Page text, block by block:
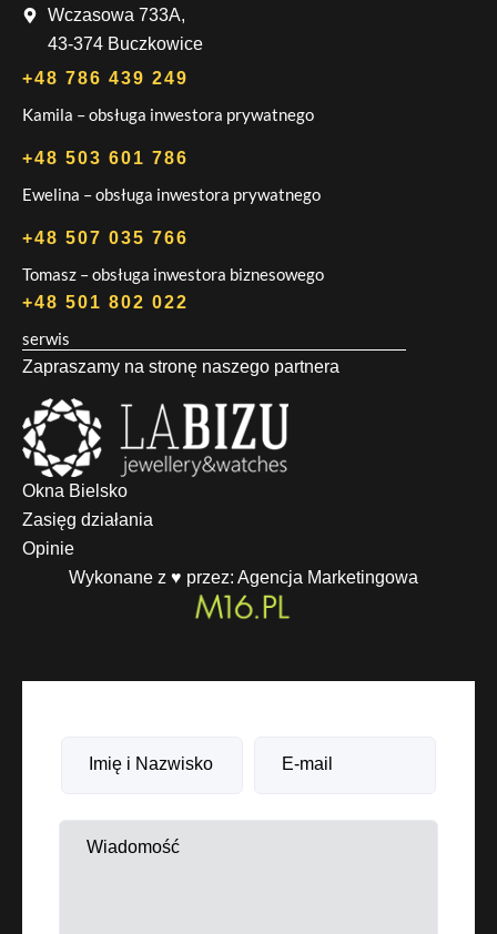
Wczasowa 733A,
43-374 Buczkowice
+48 786 439 249
Kamila – obsługa inwestora prywatnego
+48 503 601 786
Ewelina – obsługa inwestora prywatnego
+48 507 035 766
Tomasz – obsługa inwestora biznesowego
+48 501 802 022
serwis
Zapraszamy na stronę naszego partnera
Okna Bielsko
Zasięg działania
Opinie
Wykonane z ♥ przez: Agencja Marketingowa